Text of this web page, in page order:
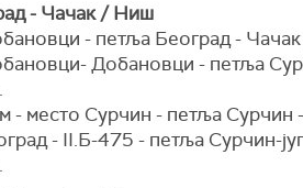
- Чачак / Ниш
- петља Београд -
Добановци - петља
- место Сурчин - петља
- II.Б-475 - петља Сурчин-